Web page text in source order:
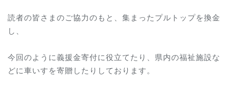
読者の皆さまのご協力のもと、集まったプルトップを換金
し、
今回のように義援金寄付に役立てたり、県内の福祉施設な
どに車いすを寄贈したりしております。